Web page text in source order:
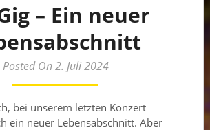
– Ein neuer
Posted On 2. Juli 2024
bei unserem letzten Konzert
ein neuer Lebensabschnitt. Aber